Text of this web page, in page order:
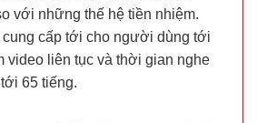
với những thế hệ tiền nhiệm.
cung cấp tới cho người dùng tới
video liên tục và thời gian nghe
65 tiếng.